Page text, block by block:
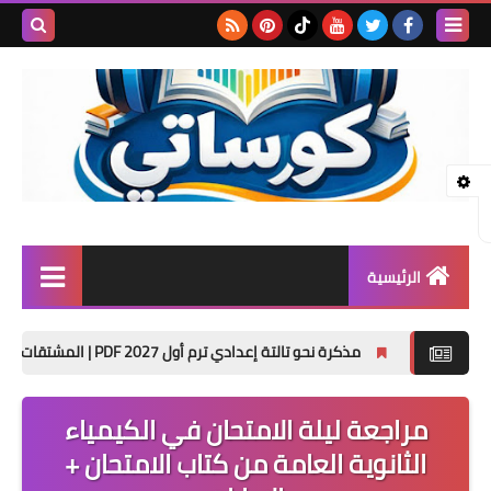
الرئيسية
المرحلة الثانوية
تأسيس حضانة
مذكرة نحو تالتة إعدادي ترم أول 2027 PDF | المشتقات واسم الفاعل والمفعول وتدريبات الامتحان
مراجعة ليلة الامتحان في الكيمياء
الثانوية العامة من كتاب الامتحان +